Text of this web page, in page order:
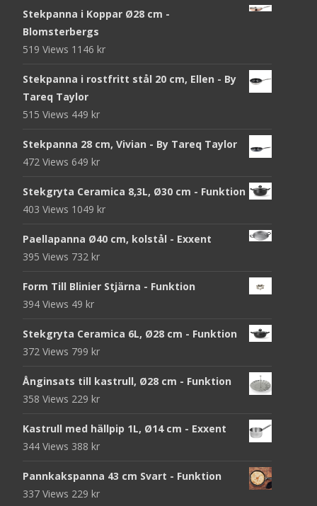
Stekpanna i Koppar Ø28 cm -
Blomsterbergs
519 Views 1146 kr
Stekpanna i rostfritt stål 20 cm, Ellen - By
Tareq Taylor
515 Views 449 kr
Stekpanna 28 cm, Vivian - By Tareq Taylor
472 Views 649 kr
Stekgryta Ceramica 8,3L, Ø30 cm - Funktion
403 Views 1049 kr
Paellapanna Ø40 cm, kolstål - Exxent
395 Views 732 kr
Form Till Blinier Stjärna - Funktion
394 Views 49 kr
Stekgryta Ceramica 6L, Ø28 cm - Funktion
372 Views 799 kr
Ånginsats till kastrull, Ø28 cm - Funktion
358 Views 229 kr
Kastrull med hällpip 1L, Ø14 cm - Exxent
344 Views 388 kr
Pannkakspanna 43 cm Svart - Funktion
337 Views 229 kr